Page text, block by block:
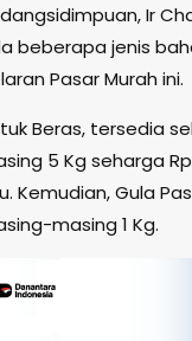
Ir
beberapa jenis
Pasar Murah ini.
Beras, tersedia
5 Kg seharga
Kemudian, Gula
masing 1 Kg.